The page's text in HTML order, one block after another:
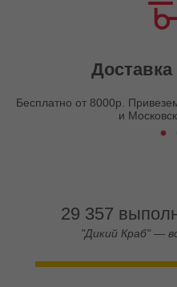
Бесплатно от 8000р.
и
29 357
"Дикий Краб" —